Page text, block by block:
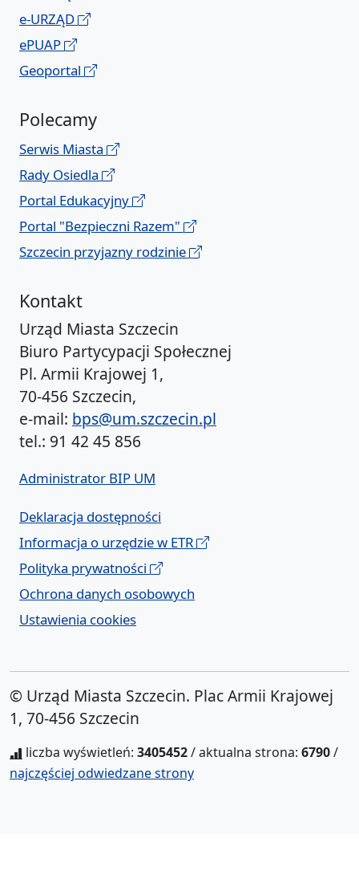
e-URZĄD
ePUAP
Geoportal
Polecamy
Serwis Miasta
Rady Osiedla
Portal Edukacyjny
Portal "Bezpieczni Razem"
Szczecin przyjazny rodzinie
Kontakt
Urząd Miasta Szczecin
Biuro Partycypacji Społecznej
Pl. Armii Krajowej 1,
70-456 Szczecin,
e-mail: bps@um.szczecin.pl
tel.: 91 42 45 856
Administrator BIP UM
Deklaracja dostępności
Informacja o urzędzie w ETR
Polityka prywatności
Ochrona danych osobowych
Ustawienia cookies
© Urząd Miasta Szczecin. Plac Armii Krajowej
1, 70-456 Szczecin
liczba wyświetleń: 3405452/ aktualna strona: 6790/
najczęściej odwiedzane strony